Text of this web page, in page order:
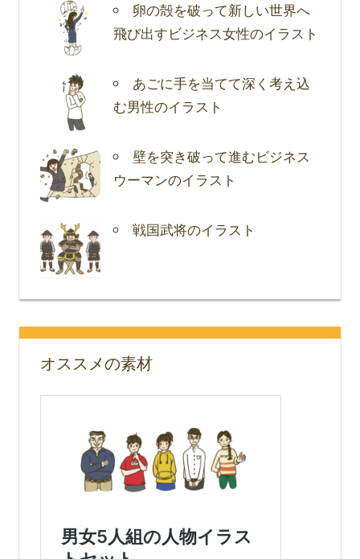
卵の殻を破って新しい世界へ
飛び出すビジネス女性のイラスト
あごに手を当てて深く考え込
む男性のイラスト
壁を突き破って進むビジネス
ウーマンのイラスト
戦国武将のイラスト
オススメの素材